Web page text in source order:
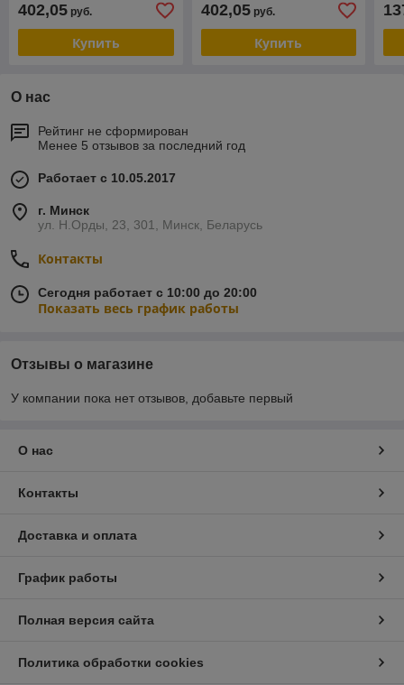
402,05 руб.
Купить
402,05руб.
Купить
О нас
Рейтинг не сформирован
Менее 5 отзывов за последний год
Работает с 10.05.2017
г. Минск
ул. Н.Орды, 23, 301, Минск, Беларусь
Контакты
Сегодня работает с 10:00 до 20:00
Показать весь график работы
Отзывы о магазине
У компании пока нет отзывов, добавьте первый
О нас
Контакты
Доставка и оплата
График работы
Полная версия сайта
Политика обработки cookies